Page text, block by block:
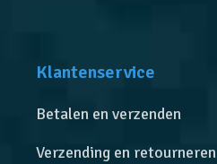
Klantenservice
Betalen en verzenden
Verzending en retourneren